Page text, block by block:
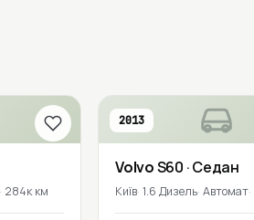
284к км
2013
VolvoS60 · Седан
Київ 1.6 Дизель Автомат